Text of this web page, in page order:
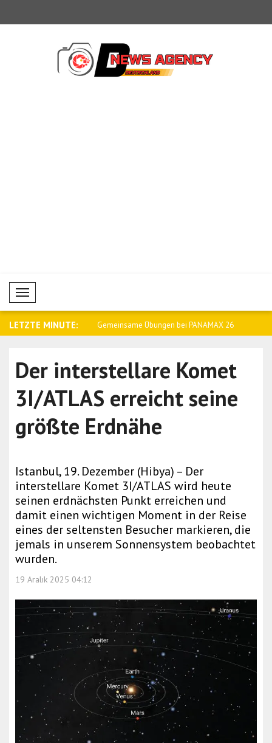
Mobil Menü
LETZTE MINUTE:
mit Gewalttaten in ihrer Gemeinsame Übungen bei PANAMAX 26
Der interstellare Komet
3I/ATLAS erreicht seine
größte Erdnähe
Istanbul, 19. Dezember (Hibya) – Der
interstellare Komet 3I/ATLAS wird heute
seinen erdnächsten Punkt erreichen und
damit einen wichtigen Moment in der Reise
eines der seltensten Besucher markieren, die
jemals in unserem Sonnensystem beobachtet
wurden.
19 Aralık 2025 04:12